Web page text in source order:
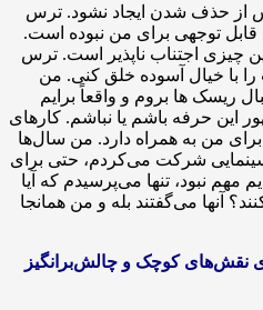
از حذف شدن ایجاد نشود. ترس
توجهی برای من نبوده است.
چیزی اجتناب ناپذیر است. ترس
با خیال آسوده خلق کنی. من
ریسک ها بروم و واقعاً برایم
این حرفه باشم یا نباشم. کارهای
من به همراه دارد. من سال‌ها
شرکت می‌کردم، حتی برای
نبود، تنها می‌پرسیدم که آیا
آنها می‌گفتند بله و من همانجا
نقش‌های کوچک و چالش‌برانگیز